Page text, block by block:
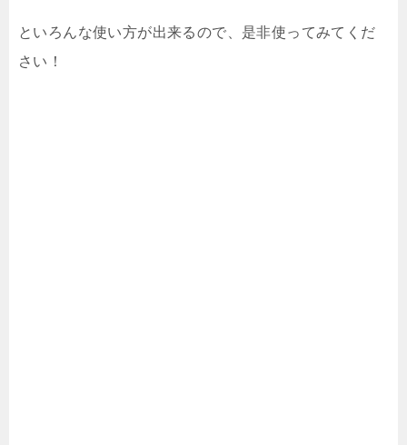
といろんな使い方が出来るので、是非使ってみてくだ
さい！